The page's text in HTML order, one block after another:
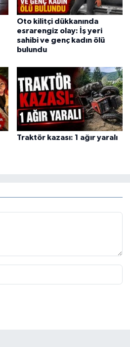
Oto kilitçi dükkanında
esrarengiz olay: İş yeri
sahibi ve genç kadın ölü
bulundu
Traktör kazası: 1 ağır yaralı